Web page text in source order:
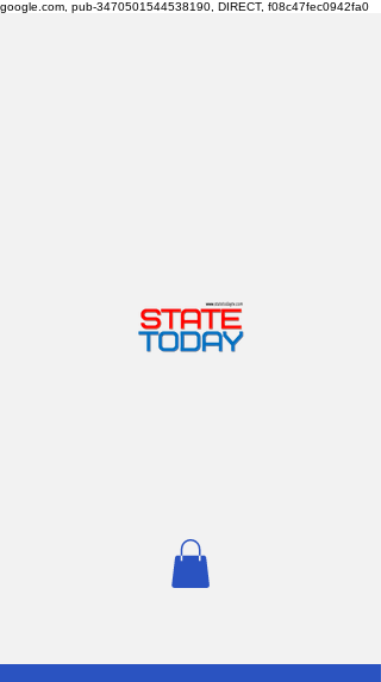
google.com, pub-3470501544538190, DIRECT, f08c47fec0942fa0